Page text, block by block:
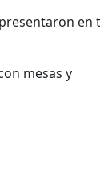
en
mesas y